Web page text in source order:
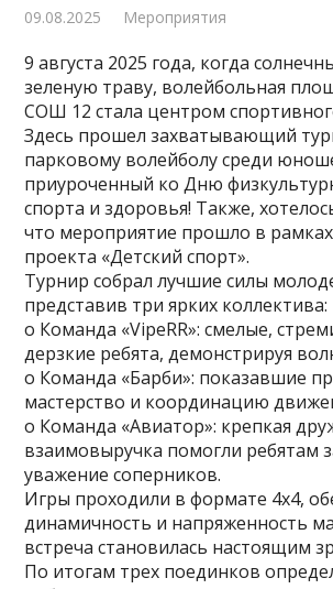
09.08.2025 Мероприятия
9 августа 2025 года, когда
зеленую траву, волейбольная
СОШ 12 стала центром
Здесь прошел захватывающий
парковому волейболу среди
приуроченный ко Дню
спорта и здоровья! Также,
что мероприятие прошло в
проекта «Детский спорт».
Турнир собрал лучшие силы
представив три ярких коллектива:
o Команда «VipeRR»: смелые,
дерзкие ребята, демонстрируя
o Команда «Барби»: показавшие
мастерство и координацию
o Команда «Авиатор»: крепкая
взаимовыручка помогли ребятам
уважение соперников.
Игры проходили в формате 4х4,
динамичность и напряженность
встреча становилась настоящим
По итогам трех поединков